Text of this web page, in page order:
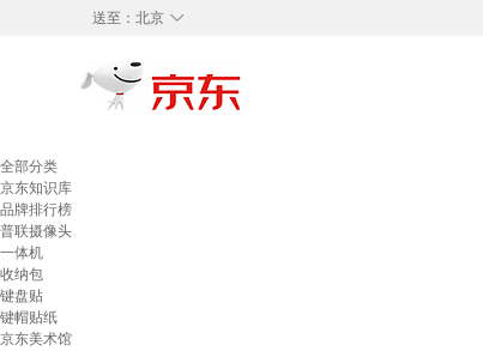
◇
送至： 北京
全部分类
京东知识库
品牌排行榜
普联摄像头
一体机
收纳包
键盘贴
键帽贴纸
京东美术馆